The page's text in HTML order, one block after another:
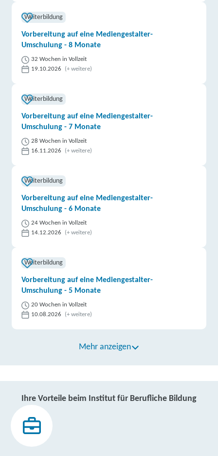
Weiterbildung
Vorbereitung auf eine Mediengestalter-
Umschulung - 8 Monate
32 Wochen in Vollzeit
19.10.2026
(+ weitere)
Weiterbildung
Vorbereitung auf eine Mediengestalter-
Umschulung - 7 Monate
28 Wochen in Vollzeit
16.11.2026
(+ weitere)
Weiterbildung
Vorbereitung auf eine Mediengestalter-
Umschulung - 6 Monate
24 Wochen in Vollzeit
14.12.2026
(+ weitere)
Weiterbildung
Vorbereitung auf eine Mediengestalter-
Umschulung - 5 Monate
20 Wochen in Vollzeit
10.08.2026
(+ weitere)
Mehr anzeigen
Ihre Vorteile beim Institut für Berufliche Bildung